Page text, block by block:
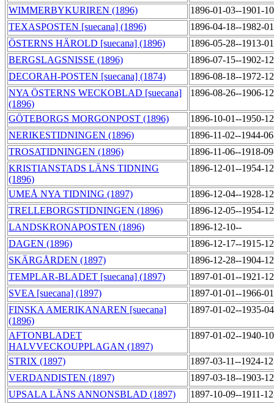
WIMMERBYKURIREN (1896)
1896-01-03--1901-
TEXASPOSTEN [suecana] (1896)
1896-04-18--1982-
ÖSTERNS HÄROLD [suecana] (1896)
1896-05-28--1913-
BERGSLAGSNISSE (1896)
1896-07-15--1902-
DECORAH-POSTEN [suecana] (1874)
1896-08-18--1972-
NYA ÖSTERNS WECKOBLAD [suecana]
(1896)
1896-08-26--1906-
GÖTEBORGS MORGONPOST (1896)
1896-10-01--1950-
NERIKESTIDNINGEN (1896)
1896-11-02--1944-
TROSATIDNINGEN (1896)
1896-11-06--1918-
KRISTIANSTADS LÄNS TIDNING
(1896)
1896-12-01--1954-
UMEÅ NYA TIDNING (1897)
1896-12-04--1928-
TRELLEBORGSTIDNINGEN (1896)
1896-12-05--1954-
LANDSKRONAPOSTEN (1896)
1896-12-10--
DAGEN (1896)
1896-12-17--1915-
SKÄRGÅRDEN (1897)
1896-12-28--1904-
TEMPLAR-BLADET [suecana] (1897)
1897-01-01--1921-
SVEA [suecana] (1897)
1897-01-01--1966-
FINSKA AMERIKANAREN [suecana]
(1896)
1897-01-02--1935-
AFTONBLADET
HALVVECKOUPPLAGAN (1897)
1897-01-02--1940-
STRIX (1897)
1897-03-11--1924-
VERDANDISTEN (1897)
1897-03-18--1903-
UPSALA LÄNS ANNONSBLAD (1897)
1897-10-09--1911-